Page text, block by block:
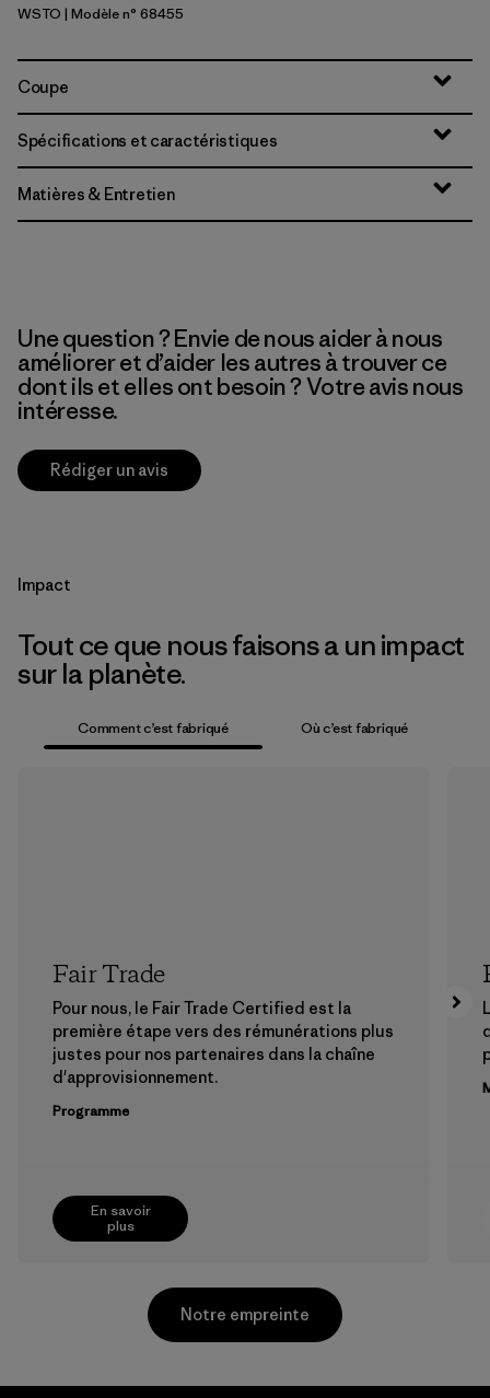
Weathered Stone
WSTO | Modèle n° 68455
Coupe
Spécifications et caractéristiques
Matières & Entretien
Une question ? Envie de nous aider à nous
améliorer et d’aider les autres à trouver ce
dont ils et elles ont besoin ? Votre avis nous
intéresse.
Rédiger un avis
Impact
Tout ce que nous faisons a un impact
sur la planète.
Comment c’est fabriqué Où c’est fabriqué
En savoir
plus
Fair Trade
Pour nous, le Fair Trade Certified est la
première étape vers des rémunérations plus
justes pour nos partenaires dans la chaîne
d'approvisionnement.
Programme
Notre empreinte